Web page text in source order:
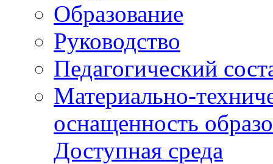
Образование
Руководство
Педагогический
Материально-
оснащенность
Доступная среда